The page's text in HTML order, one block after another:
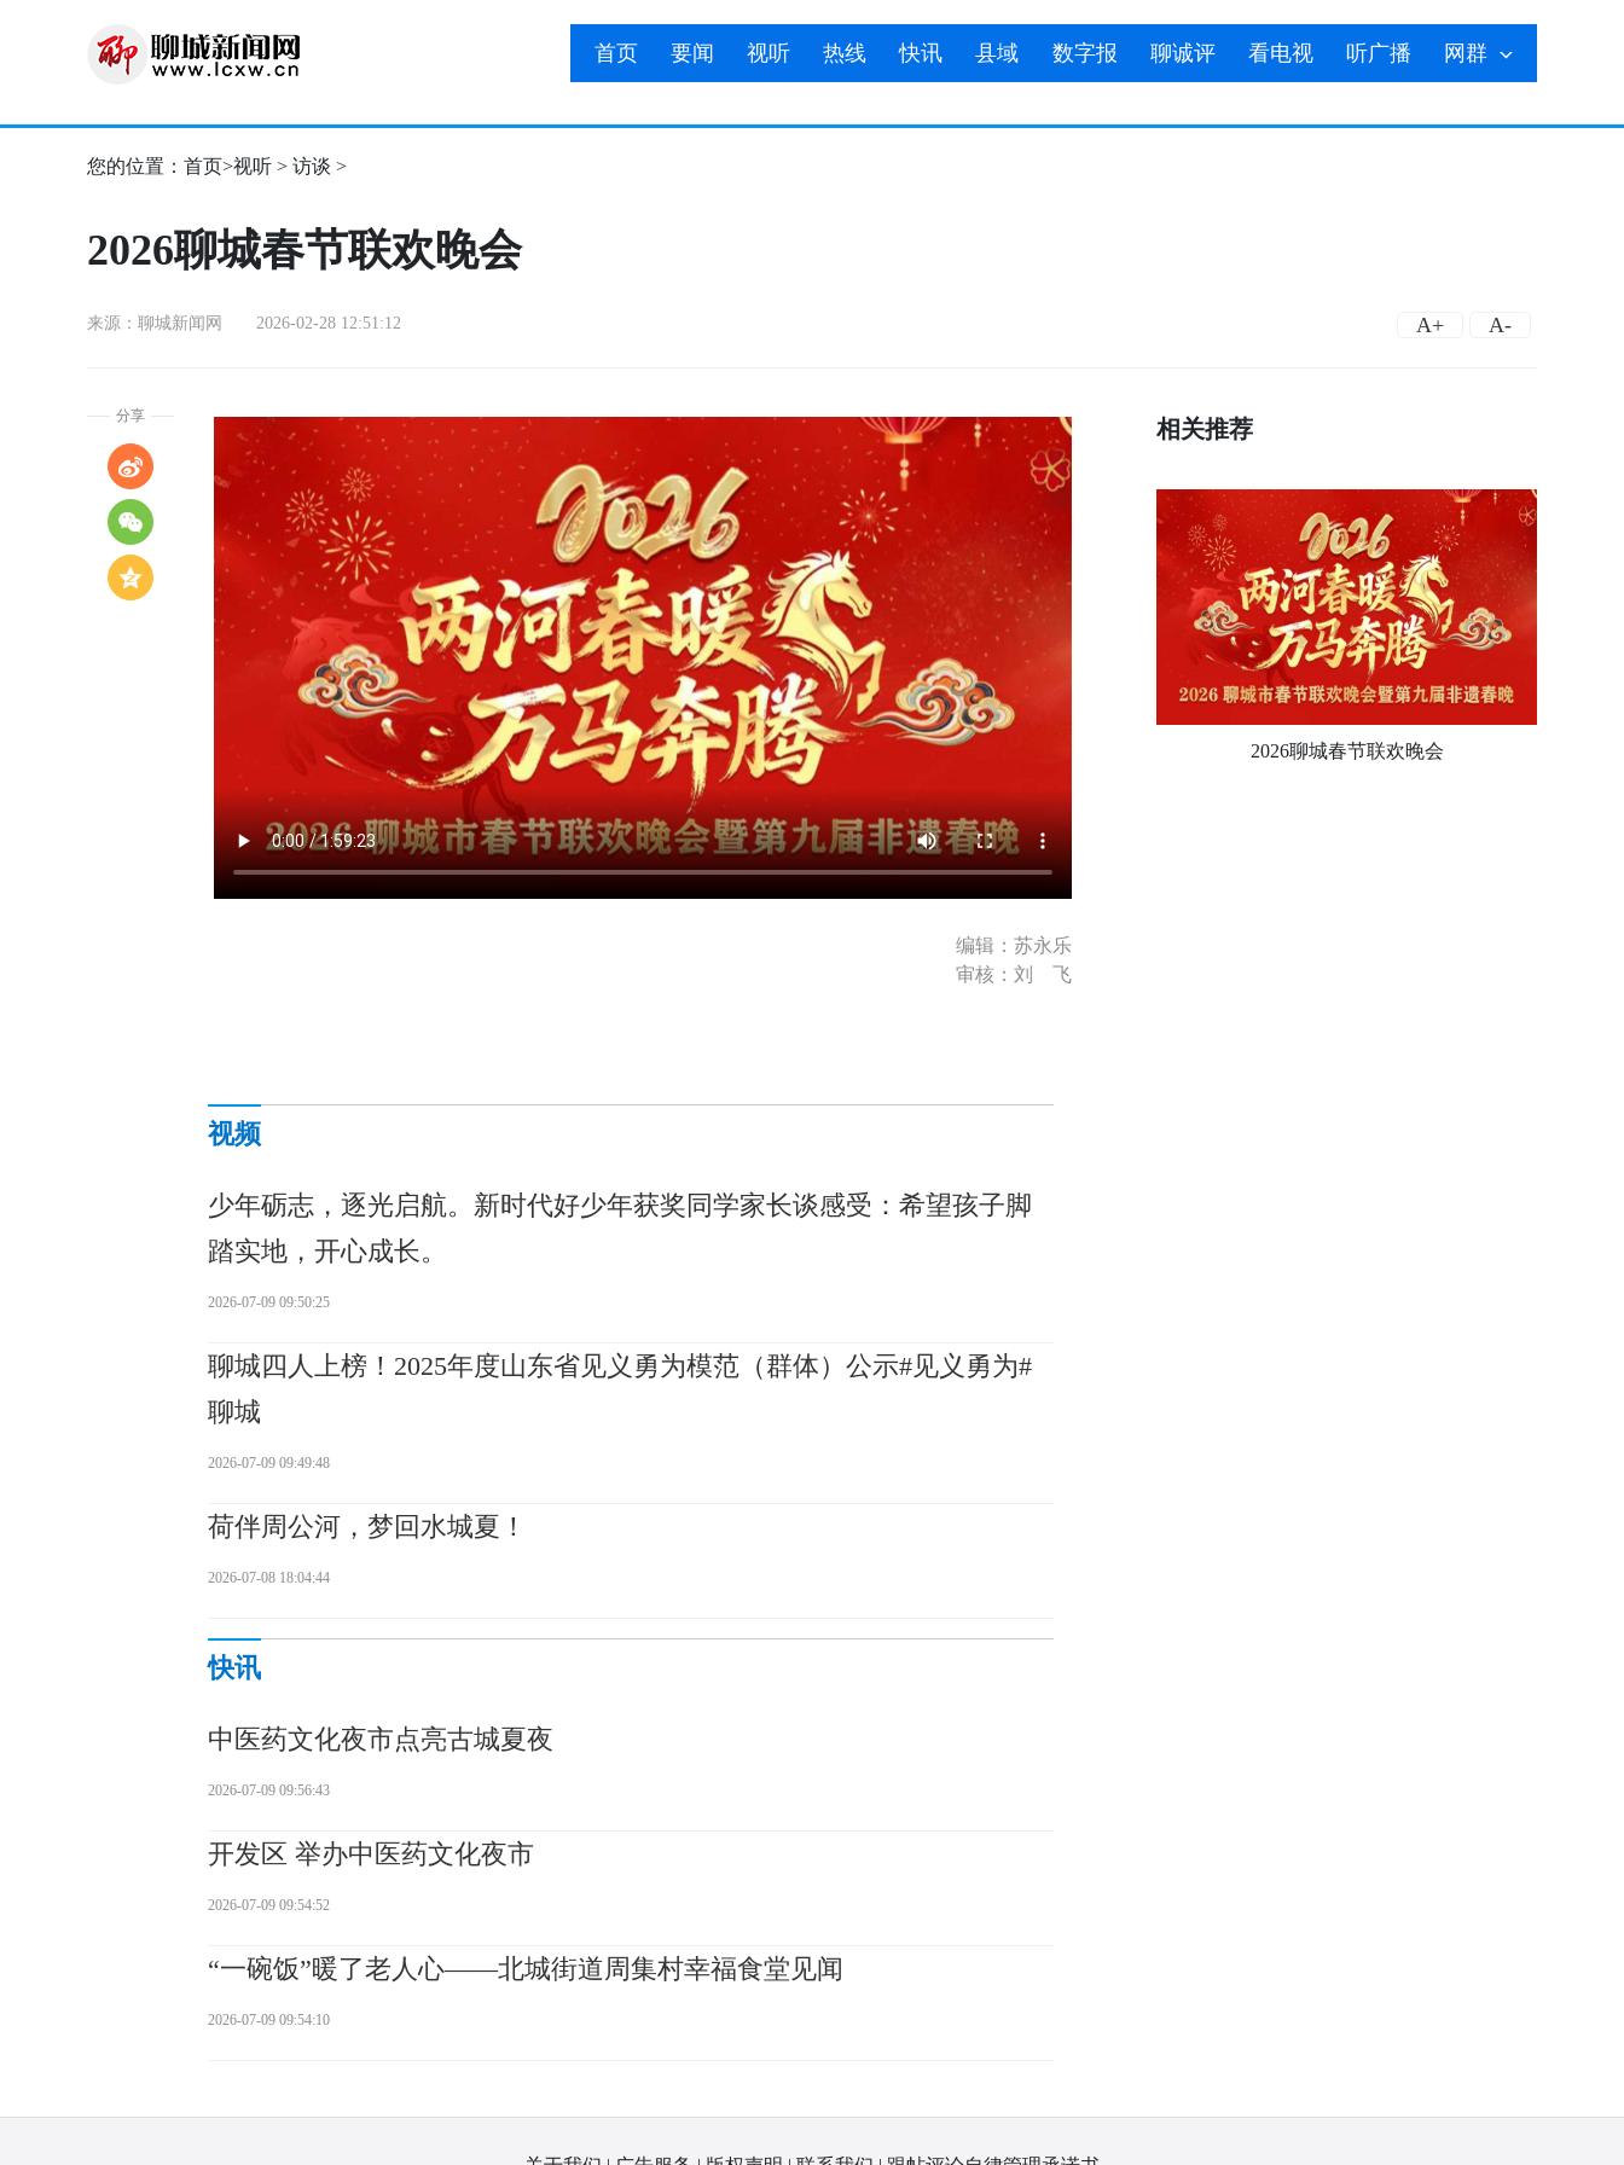
首页 要闻 视听 热线 快讯 县域 数字报 聊诚评 看电视 听广播 网群
您的位置： 首页>视听 > 访谈 >
2026聊城春节联欢晚会
来源：聊城新闻网 2026-02-28 12:51:12 A+ A-
分享
编辑：苏永乐
审核：刘 飞
相关推荐
2026聊城春节联欢晚会
视频
少年砺志，逐光启航。新时代好少年获奖同学家长谈感受：希望孩子脚
踏实地，开心成长。
2026-07-09 09:50:25
聊城四人上榜！2025年度山东省见义勇为模范（群体）公示#见义勇为#
聊城
2026-07-09 09:49:48
荷伴周公河，梦回水城夏！
2026-07-08 18:04:44
快讯
中医药文化夜市点亮古城夏夜
2026-07-09 09:56:43
开发区 举办中医药文化夜市
2026-07-09 09:54:52
“一碗饭”暖了老人心——北城街道周集村幸福食堂见闻
2026-07-09 09:54:10